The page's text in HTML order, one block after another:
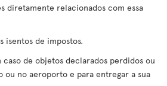
diretamente relacionados com essa
isentos de impostos.
de objetos declarados perdidos ou
ou no aeroporto e para entregar a sua